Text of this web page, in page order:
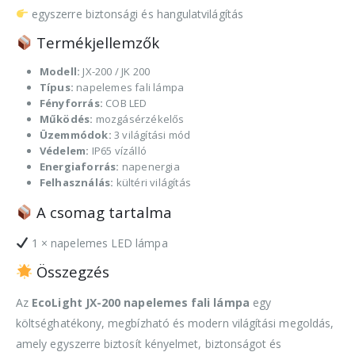
egyszerre biztonsági és hangulatvilágítás
Termékjellemzők
Modell: JX-200 / JK 200
Típus: napelemes fali lámpa
Fényforrás: COB LED
Működés: mozgásérzékelős
Üzemmódok: 3 világítási mód
Védelem: IP65 vízálló
Energiaforrás: napenergia
Felhasználás: kültéri világítás
A csomag tartalma
1 × napelemes LED lámpa
Összegzés
Az EcoLight JX-200 napelemes fali lámpa egy
költséghatékony, megbízható és modern világítási megoldás,
amely egyszerre biztosít kényelmet, biztonságot és